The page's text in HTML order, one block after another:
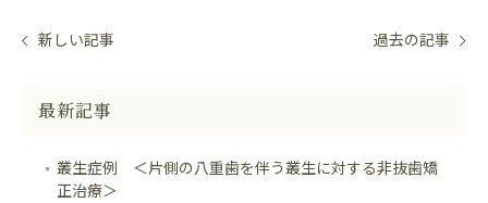
新しい記事 過去の記事
最新記事
叢生症例 ＜片側の八重歯を伴う叢生に対する非抜歯矯
正治療＞